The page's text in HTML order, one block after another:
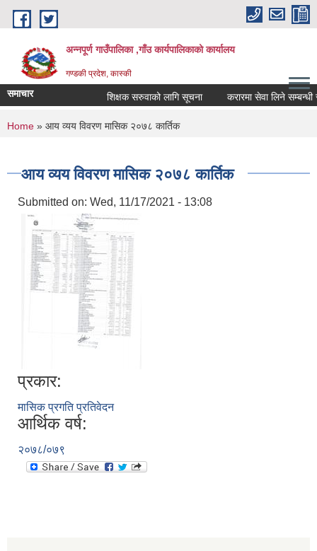
Skip to main content
अन्नपूर्ण गाउँपालिका ,गाँउ कार्यपालिकाको कार्यालय
गण्डकी प्रदेश, कास्की
समाचार शिक्षक सरुवाको लागि सूचना करारमा सेवा लिने सम्बन्धी
You are here
Home » आय व्यय विवरण मासिक २०७८ कार्तिक
आय व्यय विवरण मासिक २०७८ कार्तिक
Submitted on: Wed, 11/17/2021 - 13:08
प्रकार:
मासिक प्रगति प्रतिवेदन
आर्थिक वर्ष:
२०७८/०७९